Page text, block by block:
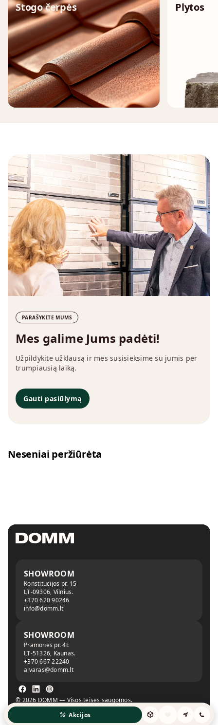
Stogo čerpės
↗
Plytos
Akcijos
PARAŠYKITE MUMS
Mes galime Jums padėti!
Užpildykite užklausą ir mes susisieksime su jumis per
trumpiausią laiką.
Gauti pasiūlymą
Neseniai peržiūrėta
SHOWROOM
Konstitucijos pr. 15
LT-09306, Vilnius.
+370 620 90246
info@domm.lt
SHOWROOM
Pramonės pr. 4E
LT-51326, Kaunas.
+370 667 22240
aivaras@domm.lt
© 2026 DOMM — Visos teisės saugomos.
Privatumo politika Slapukų politika